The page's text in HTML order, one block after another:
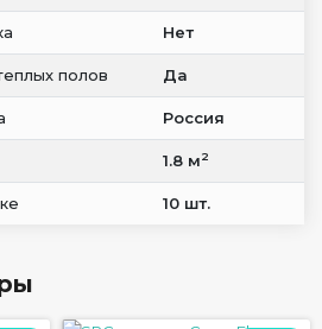
Нет
полов Да
Россия
1.8 м2
10 шт.